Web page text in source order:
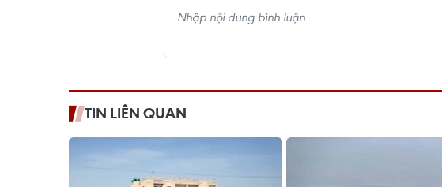
TIN LIÊN QUAN